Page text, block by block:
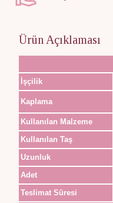
Ürün Açıklaması
İşçilik
Kaplama
Kullanılan Malzeme
Kullanılan Taş
Uzunluk
Adet
Teslimat Süresi